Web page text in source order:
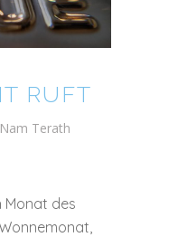
RUFT
Nam Terath
Monat des